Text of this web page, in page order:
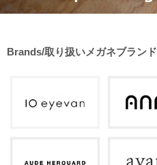
Brands/取り扱いメガネブランド